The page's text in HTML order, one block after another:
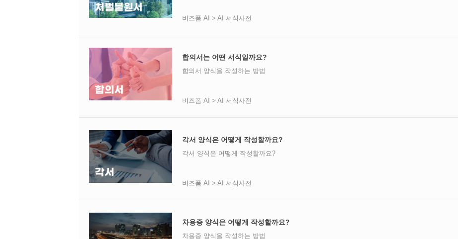
비즈폼 AI > AI 서식사전
합의서는 어떤 서식일까요?
합의서 양식을 작성하는 방법
비즈폼 AI > AI 서식사전
각서 양식은 어떻게 작성할까요?
각서 양식은 어떻게 작성할까요?
비즈폼 AI > AI 서식사전
차용증 양식은 어떻게 작성할까요?
차용증 양식을 작성하는 방법